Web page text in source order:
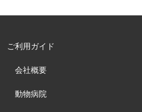
ご利用ガイド
会社概要
動物病院